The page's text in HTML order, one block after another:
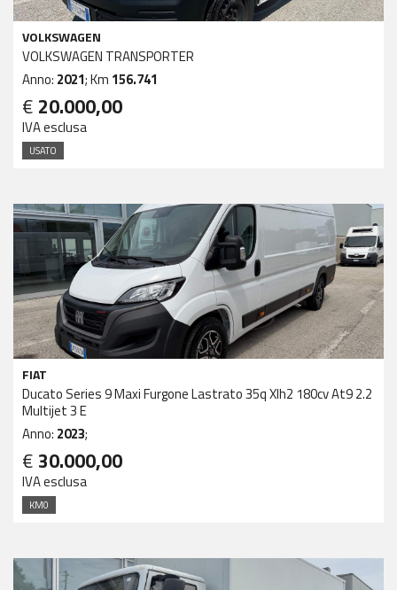
VOLKSWAGEN
VOLKSWAGEN TRANSPORTER
Anno: 2021; Km 156.741
€ 20.000,00
IVA esclusa
USATO
FIAT
Ducato Series 9 Maxi Furgone Lastrato 35q Xlh2 180cv At9 2.2
Multijet 3 E
Anno: 2023;
€ 30.000,00
IVA esclusa
KM0